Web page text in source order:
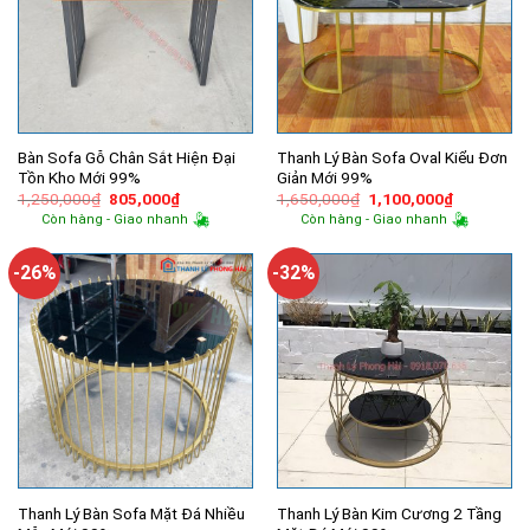
Bàn Sofa Gỗ Chân Sắt Hiện Đại
Tồn Kho Mới 99%
1,250,000₫ Giá
gốc
là:
805,000₫Giá
hiện
tại
805,000₫.
Còn hàng - Giao nhanh
Thanh Lý Bàn Sofa Oval Kiểu Đơn
Giản Mới 99%
1,650,000₫ Giá
gốc
là:
1,100,000₫Giá
hiện
tại
Còn hàng - Giao nhanh
-26%
Thanh Lý Bàn Sofa Mặt Đá Nhiều
-32%
Thanh Lý Bàn Kim Cương 2 Tầng